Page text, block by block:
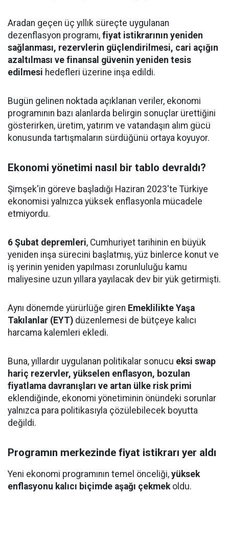
Aradan geçen üç yıllık süreçte uygulanan
dezenflasyon programı, fiyat istikrarının yeniden
sağlanması, rezervlerin güçlendirilmesi, cari açığın
azaltılması ve finansal güvenin yeniden tesis
edilmesi hedefleri üzerine inşa edildi.
Bugün gelinen noktada açıklanan veriler, ekonomi
programının bazı alanlarda belirgin sonuçlar ürettiğini
gösterirken, üretim, yatırım ve vatandaşın alım gücü
konusunda tartışmaların sürdüğünü ortaya koyuyor.
Ekonomi yönetimi nasıl bir tablo devraldı?
Şimşek'in göreve başladığı Haziran 2023'te Türkiye
ekonomisi yalnızca yüksek enflasyonla mücadele
etmiyordu.
6 Şubat depremleri, Cumhuriyet tarihinin en büyük
yeniden inşa sürecini başlatmış, yüz binlerce konut ve
iş yerinin yeniden yapılması zorunluluğu kamu
maliyesine uzun yıllara yayılacak dev bir yük getirmişti.
Aynı dönemde yürürlüğe giren Emeklilikte Yaşa
Takılanlar (EYT) düzenlemesi de bütçeye kalıcı
harcama kalemleri ekledi.
Buna, yıllardır uygulanan politikalar sonucu eksi swap
hariç rezervler, yükselen enflasyon, bozulan
fiyatlama davranışları ve artan ülke risk primi
eklendiğinde, ekonomi yönetiminin önündeki sorunlar
yalnızca para politikasıyla çözülebilecek boyutta
değildi.
Programın merkezinde fiyat istikrarı yer aldı
Yeni ekonomi programının temel önceliği, yüksek
enflasyonu kalıcı biçimde aşağı çekmekoldu.